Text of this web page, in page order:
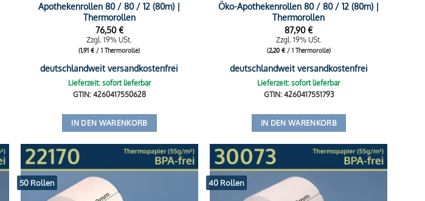
Apothekenrollen 80 / 80 / 12 (80m) |
Thermorollen
76,50€
Zzgl. 19% USt.
(1,91€ / 1 Thermorolle)
deutschlandweit versandkostenfrei
Lieferzeit: sofort lieferbar
GTIN: 4260417550628
IN DEN WARENKORB
Öko-Apothekenrollen 80 / 80 / 12 (80m) |
Thermorollen
87,90€
Zzgl. 19% USt.
(2,20 €/ 1 Thermorolle)
deutschlandweit versandkostenfrei
Lieferzeit: sofort lieferbar
GTIN: 4260417551793
IN DEN WARENKORB
50 Rollen 40 Rollen